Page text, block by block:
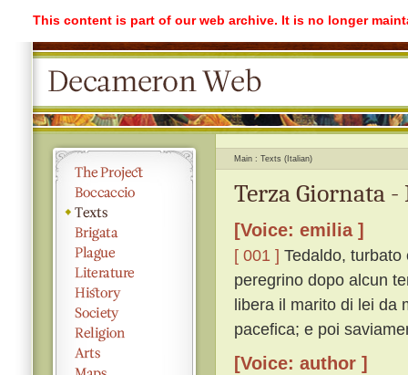
This content is part of our web archive. It is no longer
Main Texts (Italian)
Terza Giornata
[Voice: emilia ]
[ 001 ] Tedaldo,
peregrino dopo alcun
libera il marito di lei da
pacefica; e poi
[Voice: author ]